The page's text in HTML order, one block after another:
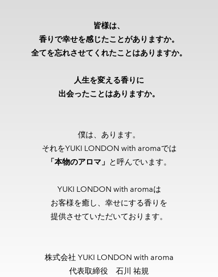
皆様は、
香りで幸せを感じたことがありますか。
全てを忘れさせてくれたことはありますか。
人生を変える香りに
出会ったことはありますか。
僕は、あります。
​それをYUKI LONDON with aromaでは
「本物のアロマ」 と呼んでいます。
YUKI LONDON with aromaは
お客様を癒し、幸せにする香りを
​提供させていただいております。
株式会社 YUKI LONDON with aroma
代表取締役 石川 祐規​